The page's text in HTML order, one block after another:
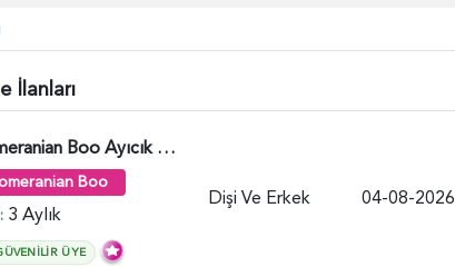
İlanları
Pomeranian Boo Ayıcık Surat Yavrularımız - 6025
Boo
3 Aylık
ÜYE
Dişi Ve Erkek 04-08-2026